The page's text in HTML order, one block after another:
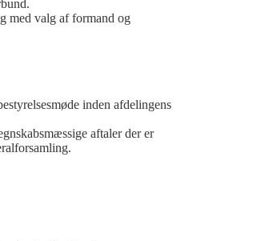
med valg af formand og
inden afdelingens
aftaler der er